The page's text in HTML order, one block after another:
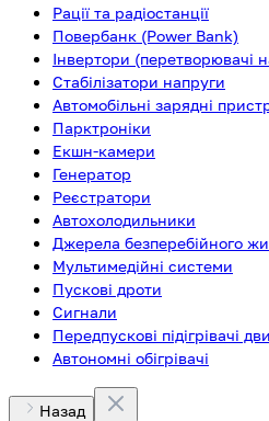
Рації та радіостанції
Повербанк (Power Bank)
Інвертори (перетворювачі
Стабілізатори напруги
Автомобільні зарядні
Парктроніки
Екшн-камери
Генератор
Реєстратори
Автохолодильники
Джерела безперебійного
Мультимедійні системи
Пускові дроти
Сигнали
Передпускові підігрівачі
Автономні обігрівачі
Назад